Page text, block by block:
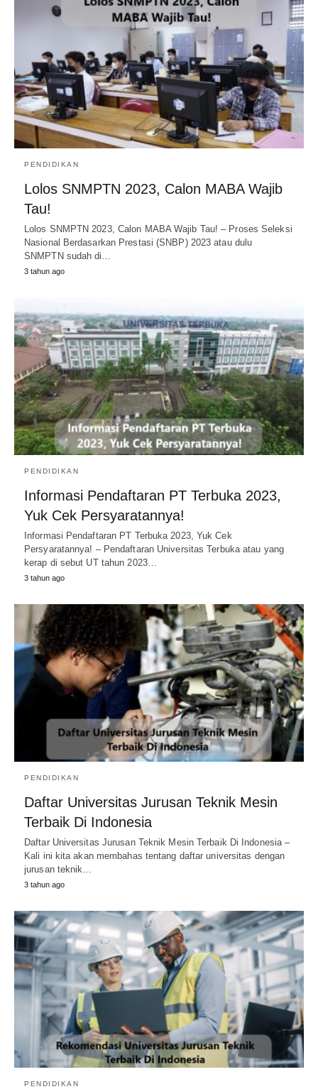
PENDIDIKAN
Lolos SNMPTN 2023, Calon MABA Wajib
Tau!
Lolos SNMPTN 2023, Calon MABA Wajib Tau! – Proses Seleksi
Nasional Berdasarkan Prestasi (SNBP) 2023 atau dulu
SNMPTN sudah di…
3 tahun ago
PENDIDIKAN
Informasi Pendaftaran PT Terbuka 2023,
Yuk Cek Persyaratannya!
Informasi Pendaftaran PT Terbuka 2023, Yuk Cek
Persyaratannya! – Pendaftaran Universitas Terbuka atau yang
kerap di sebut UT tahun 2023…
3 tahun ago
PENDIDIKAN
Daftar Universitas Jurusan Teknik Mesin
Terbaik Di Indonesia
Daftar Universitas Jurusan Teknik Mesin Terbaik Di Indonesia –
Kali ini kita akan membahas tentang daftar universitas dengan
jurusan teknik…
3 tahun ago
PENDIDIKAN